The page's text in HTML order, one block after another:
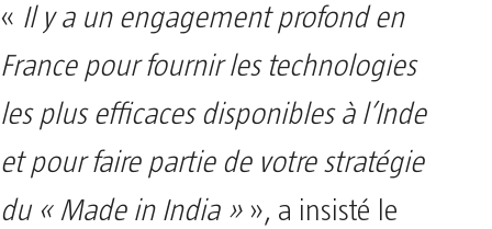
« Il y a un engagement profond en
France pour fournir les technologies
les plus efficaces disponibles à l’Inde
et pour faire partie de votre stratégie
du « Made in India »», a insisté le